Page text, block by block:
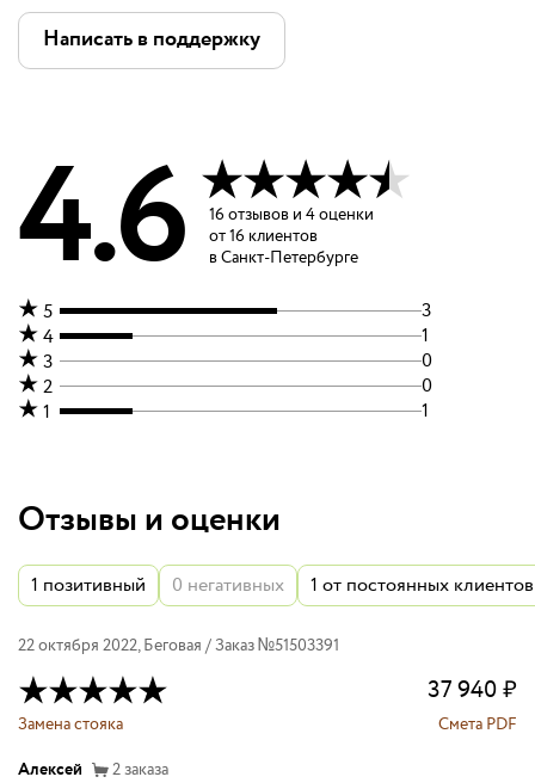
Написать в поддержку
Отзывы и оценки
1 позитивный 0 негативных 1 от постоянных клиентов
22 октября 2022,Беговая / Заказ №51503391
37 940₽
Замена стояка
Смета PDF
Алексей
2заказа
4.6 16 отзывов и 4 оценки
от16 клиентов
в Санкт-Петербурге
5
3
4
1
3
0
2
0
1
1